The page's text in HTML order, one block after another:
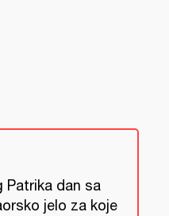
Patrika dan sa
jelo za koje